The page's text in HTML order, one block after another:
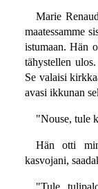
Marie
maatessamme
istumaan. Hän
tähystellen
Se valaisi
avasi ikkunan
"Nouse, tule
Hän otti
kasvojani,
"Tule